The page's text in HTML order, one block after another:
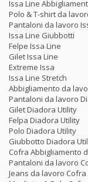
Issa Line
Polo & T-shirt da
Pantaloni da lavoro
Issa Line Giubbotti
Felpe Issa Line
Gilet Issa Line
Extreme Issa
Issa Line Stretch
Abbigliamento da
Pantaloni da lavoro
Gilet Diadora Utility
Felpa Diadora Utility
Polo Diadora Utility
Giubbotto Diadora
Cofra Abbigliamento
Pantaloni da lavoro
Jeans da lavoro Cofra